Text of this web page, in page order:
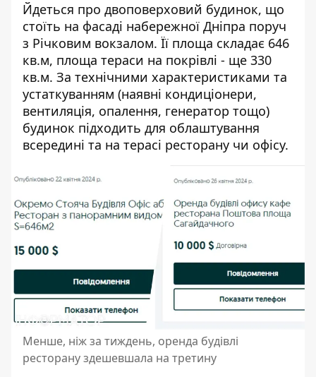
Йдеться про двоповерховий будинок, що
стоїть на фасаді набережної Дніпра поруч
з Річковим вокзалом. Її площа складає 646
кв.м, площа тераси на покрівлі - ще 330
кв.м. За технічними характеристиками та
устаткуванням (наявні кондиціонери,
вентиляція, опалення, генератор тощо)
будинок підходить для облаштування
всередині та на терасі ресторану чи офісу.
Менше, ніж за тиждень, оренда будівлі
ресторану здешевшала на третину